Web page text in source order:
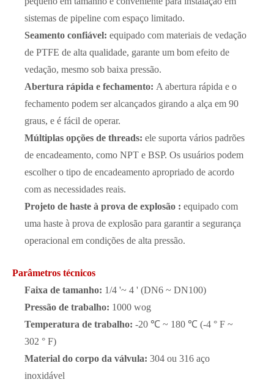
sistemas de pipeline com espaço limitado.
Seamento confiável: equipado com materiais de vedação
de PTFE de alta qualidade, garante um bom efeito de
vedação, mesmo sob baixa pressão.
Abertura rápida e fechamento: A abertura rápida e o
fechamento podem ser alcançados girando a alça em 90
graus, e é fácil de operar.
Múltiplas opções de threads: ele suporta vários padrões
de encadeamento, como NPT e BSP. Os usuários podem
escolher o tipo de encadeamento apropriado de acordo
com as necessidades reais.
Projeto de haste à prova de explosão : equipado com
uma haste à prova de explosão para garantir a segurança
operacional em condições de alta pressão.
Parâmetros técnicos
Faixa de tamanho: 1/4 '~ 4 ' (DN6 ~ DN100)
Pressão de trabalho: 1000 wog
Temperatura de trabalho: -20 ℃ ~ 180 ℃ (-4 ° F ~
302 ° F)
Material do corpo da válvula: 304 ou 316 aço
inoxidável